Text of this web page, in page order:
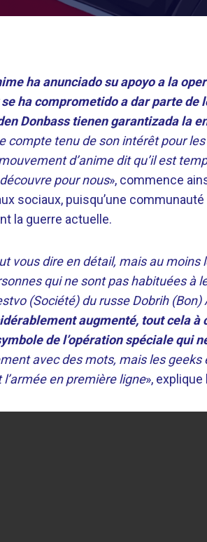
ha anunciado su apoyo a la
ha comprometido a dar parte
Donbass tienen garantizada la
compte tenu de son intérêt pour
d’anime dit qu’il est
pour nous», commence
sociaux, puisqu’une
la guerre actuelle.
vous dire en détail, mais au moins
qui ne sont pas habituées à
(Société) du russe Dobrih (Bon)
augmenté, tout cela à
de l’opération spéciale qui
avec des mots, mais les
en première ligne»,